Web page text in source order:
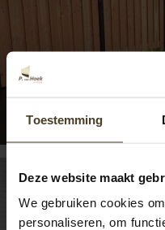
Toestemming
Deze website maakt
We gebruiken cookies
personaliseren, om
Douglas